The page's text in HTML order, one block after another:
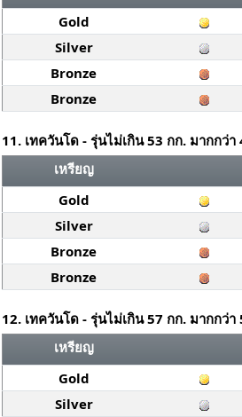
Gold
Silver
Bronze
Bronze
11. เทควันโด - รุ่นไม่เกิน 53 กก. มากกว่
เหรียญ
Gold
Silver
Bronze
Bronze
12. เทควันโด - รุ่นไม่เกิน 57 กก. มากกว่
เหรียญ
Gold
Silver